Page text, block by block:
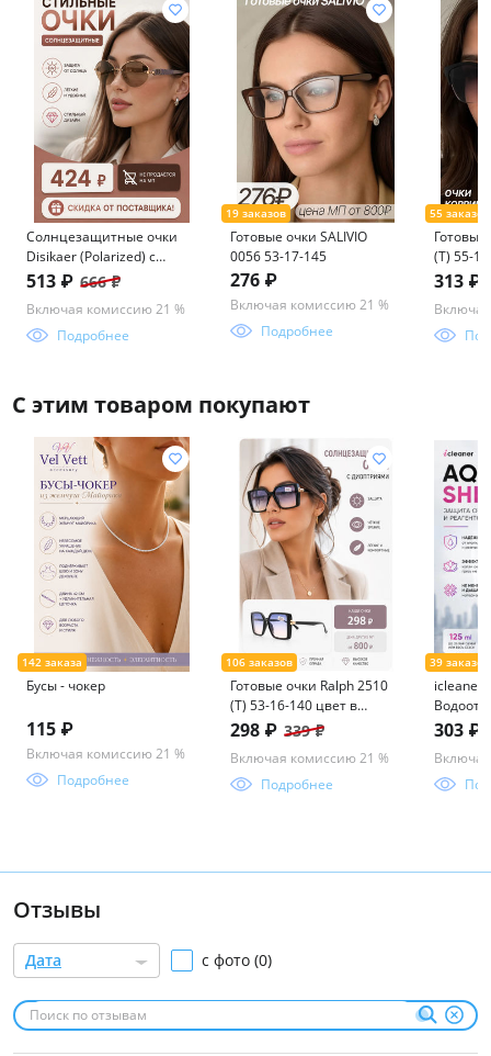
Солнцезащитные очки
Disikaer (Polarized) с
мешочком 0816 62-14-
513 ₽ 666 ₽
Включая комиссию 21 %
Подробнее
Готовые очки SALIVIO
0056 53-17-145
276 ₽
Включая комиссию 21 %
Подробнее
Готовые
(Т) 55-
313 ₽
С этим товаром покупают
Бусы - чокер
115 ₽
Включая комиссию 21 %
Подробнее
Готовые очки Ralph 2510
(Т) 53-16-140 цвет в
ассорименте
298 ₽ 339 ₽
Включая комиссию 21 %
Подробнее
icleaner
303 ₽
Отзывы
Дата с фото (0)